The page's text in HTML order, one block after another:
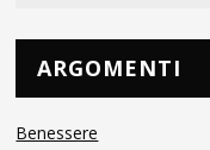
ARGOMENTI
Benessere